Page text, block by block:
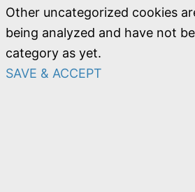
Other uncategorized cookies
being analyzed and have not
category as yet.
SAVE & ACCEPT